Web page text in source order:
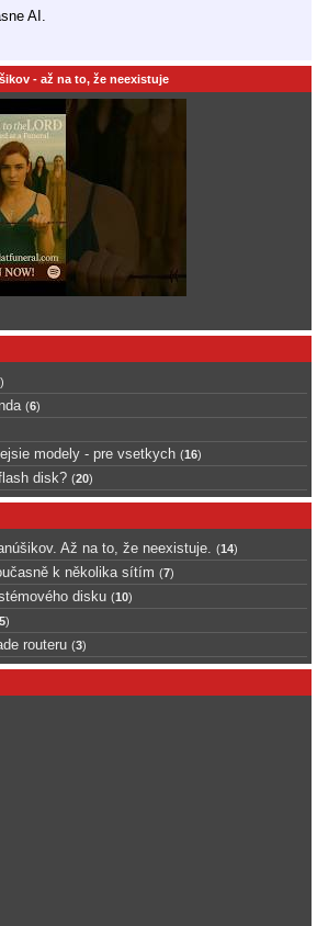
AI.
- až na to, že neexistuje
)
(6)
modely - pre vsetkych (16)
disk? (20)
Až na to, že neexistuje. (14)
k několika sítím (7)
disku (10)
5)
routeru (3)